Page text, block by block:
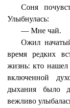
Соня
Улыбнулась:
— Мне чай.
Ожил
время редких
жизнь: кто нашел
включенной
дыхания было
вежливо